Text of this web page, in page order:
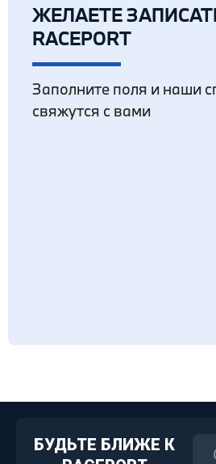
ЖЕЛАЕТЕ
RACEPORT
Заполните поля и наши
свяжутся с вами
БУДЬТЕ БЛИЖЕ К